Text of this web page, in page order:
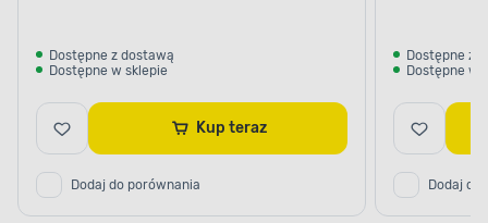
Dostępne z dostawą
Dostępne w sklepie
Kup teraz
Dodaj do porównania
Dostępne z
Dostępne w
Dodaj do